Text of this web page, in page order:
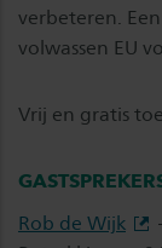
verbeteren.
volwassen EU
Vrij en gratis
Rob de Wijk